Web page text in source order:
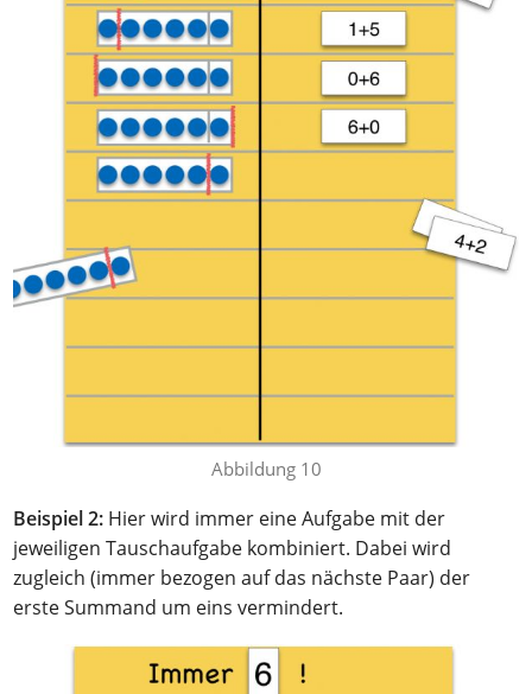
Abbildung 10
Beispiel 2: Hier wird immer eine Aufgabe mit der
jeweiligen Tauschaufgabe kombiniert. Dabei wird
zugleich (immer bezogen auf das nächste Paar) der
erste Summand um eins vermindert.